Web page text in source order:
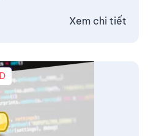
Xem chi tiết